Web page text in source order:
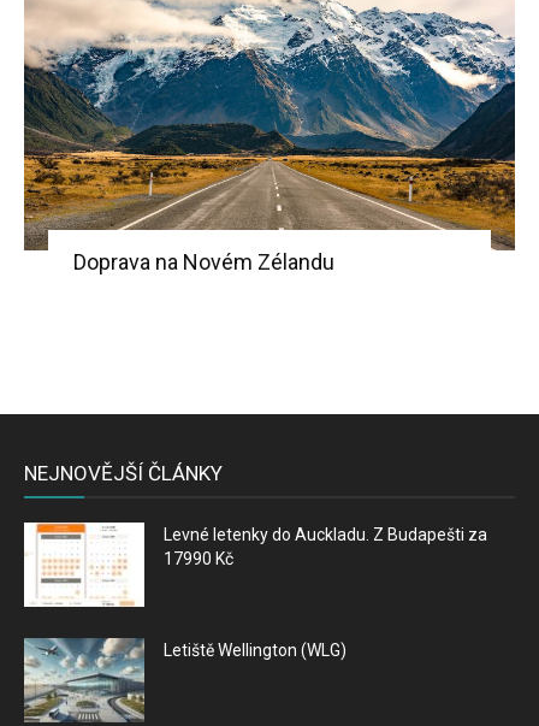
Doprava na Novém Zélandu
NEJNOVĚJŠÍ ČLÁNKY
Levné letenky do Auckladu. Z Budapešti za
17990 Kč
Letiště Wellington (WLG)